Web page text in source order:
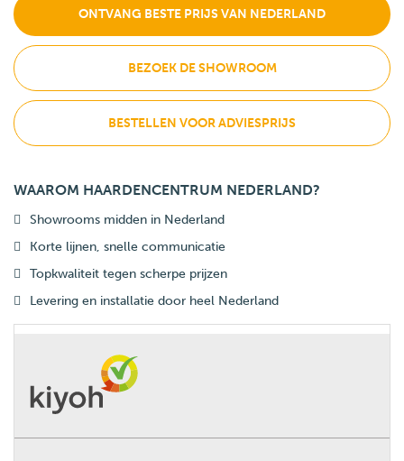
ONTVANG BESTE PRIJS VAN NEDERLAND
BEZOEK DE SHOWROOM
BESTELLEN VOOR ADVIESPRIJS
WAAROM HAARDENCENTRUM NEDERLAND?
Showrooms midden in Nederland
Korte lijnen, snelle communicatie
Topkwaliteit tegen scherpe prijzen
Levering en installatie door heel Nederland